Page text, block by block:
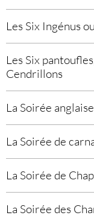
Les Six Ingénus
Les Six
Cendrillons
La Soirée
La Soirée de
La Soirée de
La Soirée des